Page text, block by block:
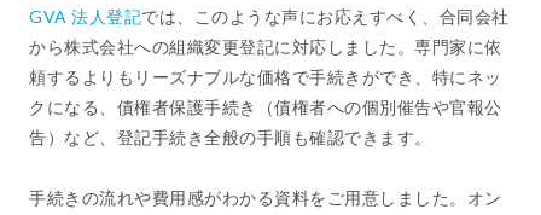
GVA 法人登記では、このような声にお応えすべく、合同会社
から株式会社への組織変更登記に対応しました。専門家に依
頼するよりもリーズナブルな価格で手続きができ、特にネッ
クになる、債権者保護手続き（債権者への個別催告や官報公
告）など、登記手続き全般の手順も確認できます。
手続きの流れや費用感がわかる資料をご用意しました。オン